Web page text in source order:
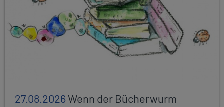
27.08.2026Wenn der Bücherwurm